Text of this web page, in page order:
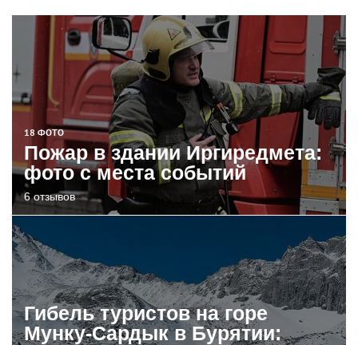
18 ФОТО
Пожар в здании Иргиредмета:
фото с места событий
6 отзывов
Гибель туристов на горе
Мунку-Сардык в Бурятии: